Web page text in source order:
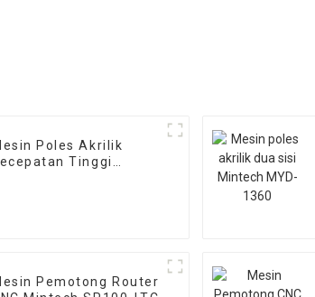
Poles Akrilik
Tinggi
Pemotong Router